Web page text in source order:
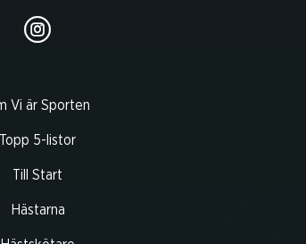
Vi är Sporten
Topp 5-listor
Till Start
Hästarna